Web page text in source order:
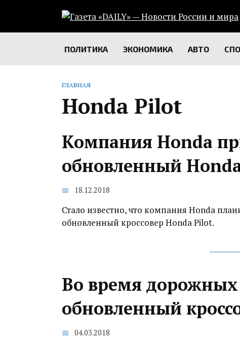
содержанию
ПОЛИТИКА ЭКОНОМИКА АВТО
ГЛАВНАЯ
Honda Pilot
Компания Honda
обновленный
18.12.2018
Стало известно, что компания Honda
обновленный кроссовер Honda Pilot.
Во время дорожных
обновленный
04.03.2018